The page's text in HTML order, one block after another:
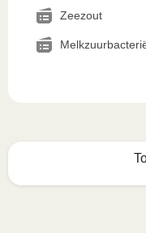
Zeezout
Zo geniet je er